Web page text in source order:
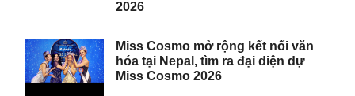
2026
Miss Cosmo mở rộng kết nối văn
hóa tại Nepal, tìm ra đại diện dự
Miss Cosmo 2026